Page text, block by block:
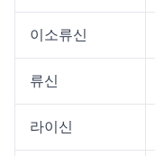
이소류신
류신
라이신